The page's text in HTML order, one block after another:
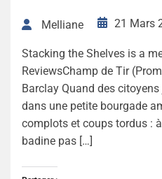
Melliane 21 Mars
Stacking the Shelves is a
ReviewsChamp de Tir
Barclay Quand des
dans une petite bourgade
complots et coups tordus :
badine pas […]